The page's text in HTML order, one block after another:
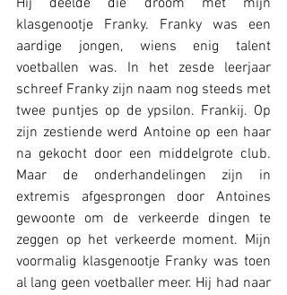
Hij deelde die droom met mijn
klasgenootje Franky. Franky was een
aardige jongen, wiens enig talent
voetballen was. In het zesde leerjaar
schreef Franky zijn naam nog steeds met
twee puntjes op de ypsilon. Frankij. Op
zijn zestiende werd Antoine op een haar
na gekocht door een middelgrote club.
Maar de onderhandelingen zijn in
extremis afgesprongen door Antoines
gewoonte om de verkeerde dingen te
zeggen op het verkeerde moment. Mijn
voormalig klasgenootje Franky was toen
al lang geen voetballer meer. Hij had naar